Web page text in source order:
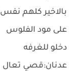
بالاخير كلهم
على مود الفلوس
دخلو للغرفه
عدنان:قصي تعال